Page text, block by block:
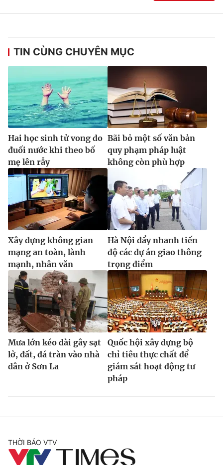
® Cấm sao chép dưới mọi hình thức nếu không có sự chấp
thuận bằng văn bản. Ghi rõ nguồn VTV.vn khi phát hành lại
thông tin từ website này.
TIN CÙNG CHUYÊN MỤC
Hai học sinh tử vong do
đuối nước khi theo bố
mẹ lên rẫy
Bãi bỏ một số văn bản
quy phạm pháp luật
không còn phù hợp
Xây dựng không gian
mạng an toàn, lành
mạnh, nhân văn
Hà Nội đẩy nhanh tiến
độ các dự án giao thông
trọng điểm
Mưa lớn kéo dài gây sạt
lở, đất, đá tràn vào nhà
dân ở Sơn La
Quốc hội xây dựng bộ
chỉ tiêu thực chất để
giám sát hoạt động tư
pháp
THỜI BÁO VTV